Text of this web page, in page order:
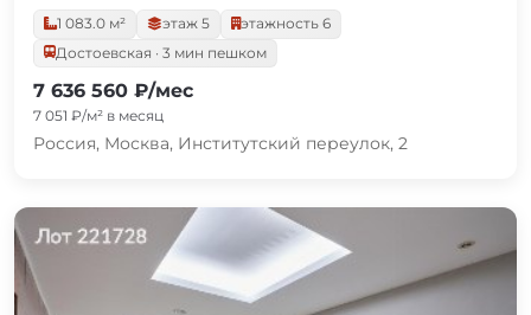
1 083.0 м²
этаж 5
этажность 6
Достоевская · 3 мин пешком
7 636 560 ₽/мес
7 051 ₽/м² в месяц
Россия, Москва, Институтский переулок, 2